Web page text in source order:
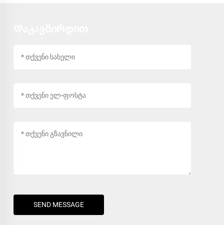
SEND MESSAGE